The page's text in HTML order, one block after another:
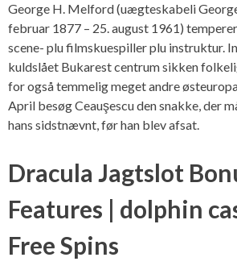
George H. Melford (uægteskabeli
februar 1877 – 25. august 1961)
scene- plu filmskuespiller plu instruktur.
kuldslået Bukarest centrum sikken
for også temmelig meget andre
April besøg Ceauşescu den snakke, der
hans sidstnævnt, før han blev afsat.
Dracula Jagtslot
Features | dolphin
Free Spins